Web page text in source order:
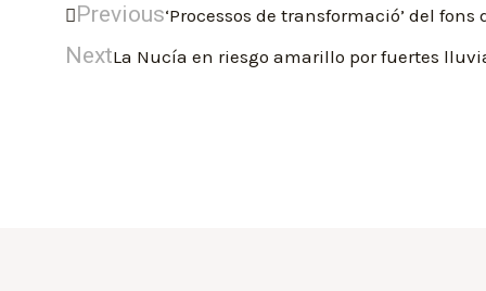
Previous‘Processos de transformació’ del
NextLa Nucía en riesgo amarillo por fuertes